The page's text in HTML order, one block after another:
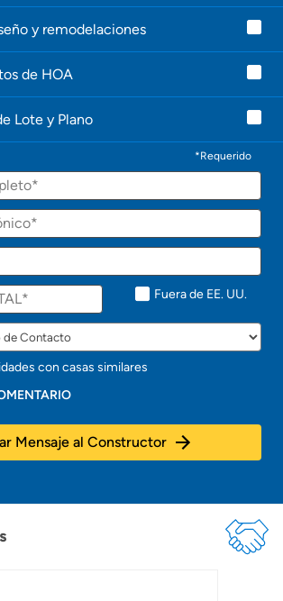
y remodelaciones
de HOA
Lote y Plano
*Requerido
Fuera de EE. UU.
con casas similares
Mensaje al Constructor